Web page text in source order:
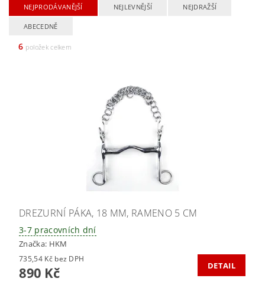
NEJPRODÁVANĚJŠÍ NEJLEVNĚJŠÍ NEJDRAŽŠÍ
ABECEDNĚ
6 položek celkem
DREZURNÍ PÁKA, 18 MM, RAMENO 5 CM
3-7 pracovních dní
Značka: HKM
735,54 Kč bez DPH
890 Kč DETAIL